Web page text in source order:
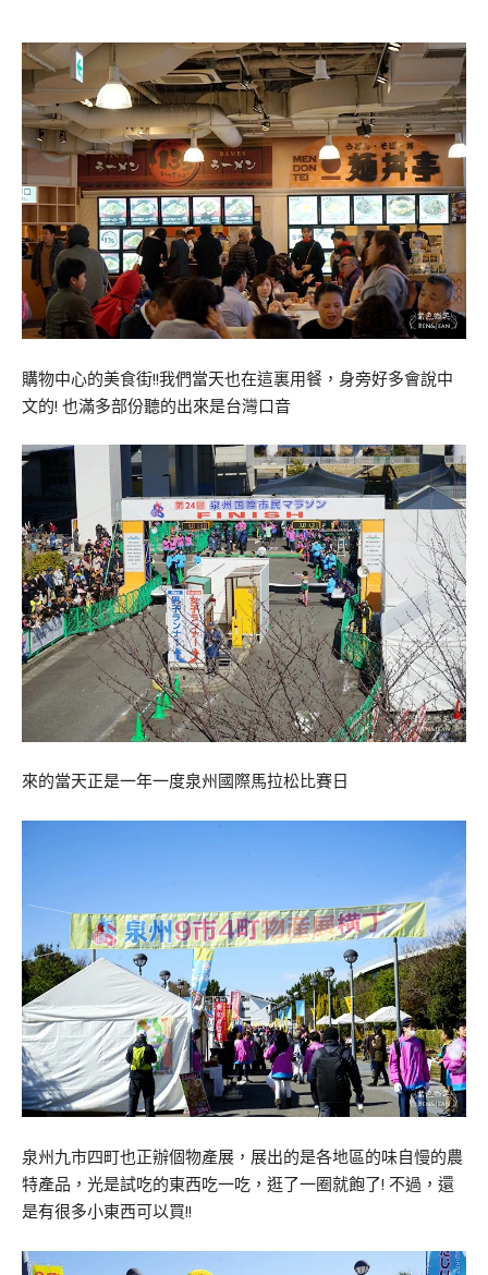
購物中心的美食街!!我們當天也在這裏用餐，身旁好多會說中
文的! 也滿多部份聽的出來是台灣口音
來的當天正是一年一度泉州國際馬拉松比賽日
泉州九市四町也正辦個物產展，展出的是各地區的味自慢的農
特產品，光是試吃的東西吃一吃，逛了一圈就飽了! 不過，還
是有很多小東西可以買!!